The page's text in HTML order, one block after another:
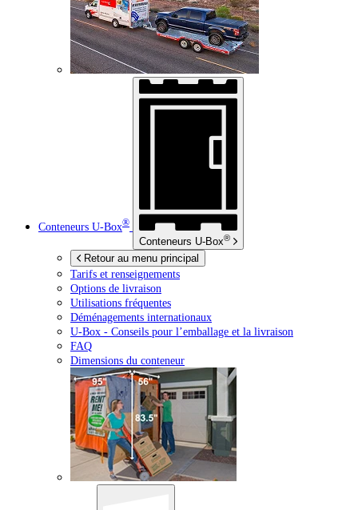
Conteneurs U-Box®
Conteneurs U-Box®
Retour au menu principal
Tarifs et renseignements
Options de livraison
Utilisations fréquentes
Déménagements internationaux
U-Box - Conseils pour l’emballage et la livraison
FAQ
Dimensions du conteneur